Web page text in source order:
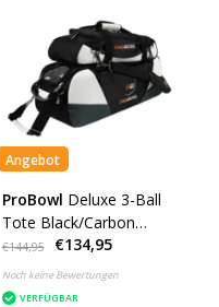
Angebot
ProBowl Deluxe 3-Ball
Tote Black/Carbon
White
€144,95 €134,95
Noch keine Bewertungen
VERFÜGBAR